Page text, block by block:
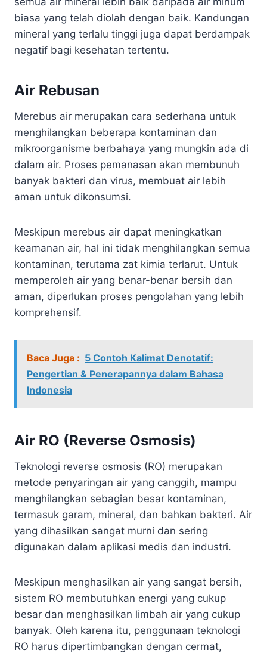
biasa yang telah diolah dengan baik. Kandungan
mineral yang terlalu tinggi juga dapat berdampak
negatif bagi kesehatan tertentu.
Air Rebusan
Merebus air merupakan cara sederhana untuk
menghilangkan beberapa kontaminan dan
mikroorganisme berbahaya yang mungkin ada di
dalam air. Proses pemanasan akan membunuh
banyak bakteri dan virus, membuat air lebih
aman untuk dikonsumsi.
Meskipun merebus air dapat meningkatkan
keamanan air, hal ini tidak menghilangkan semua
kontaminan, terutama zat kimia terlarut. Untuk
memperoleh air yang benar-benar bersih dan
aman, diperlukan proses pengolahan yang lebih
komprehensif.
Baca Juga : 5 Contoh Kalimat Denotatif:
Pengertian & Penerapannya dalam Bahasa
Indonesia
Air RO (Reverse Osmosis)
Teknologi reverse osmosis (RO) merupakan
metode penyaringan air yang canggih, mampu
menghilangkan sebagian besar kontaminan,
termasuk garam, mineral, dan bahkan bakteri. Air
yang dihasilkan sangat murni dan sering
digunakan dalam aplikasi medis dan industri.
Meskipun menghasilkan air yang sangat bersih,
sistem RO membutuhkan energi yang cukup
besar dan menghasilkan limbah air yang cukup
banyak. Oleh karena itu, penggunaan teknologi
RO harus dipertimbangkan dengan cermat,